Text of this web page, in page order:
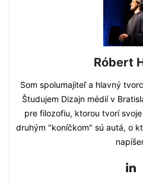
Róbert
Som spolumajiteľ a hlavný
Študujem Dizajn médií v
pre filozofiu, ktorou tvorí
druhým "koníčkom" sú autá, o